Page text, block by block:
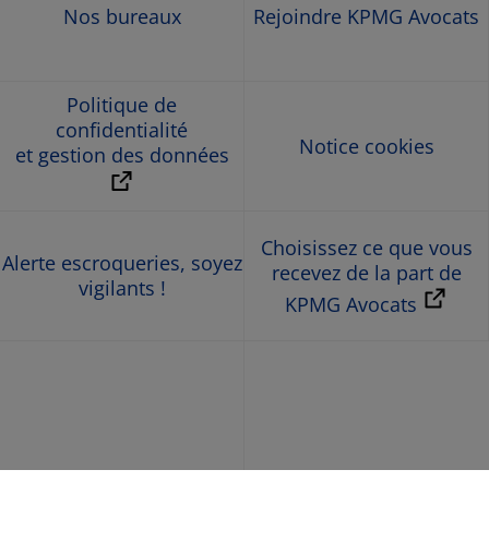
Nos bureaux Rejoindre KPMG Avocats
Politique de
confidentialité
et gestion des données
Notice cookies
Alerte escroqueries, soyez
vigilants !
Choisissez ce que vous
recevez de la part de
KPMG Avocats